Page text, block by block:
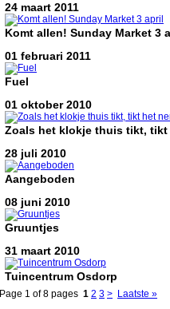
24 maart 2011
Komt allen! Sunday Market 3
01 februari 2011
Fuel
01 oktober 2010
Zoals het klokje thuis tikt, tikt
28 juli 2010
Aangeboden
08 juni 2010
Gruuntjes
31 maart 2010
Tuincentrum Osdorp
Page 1 of 8 pages 1 2 3 > Laatste »